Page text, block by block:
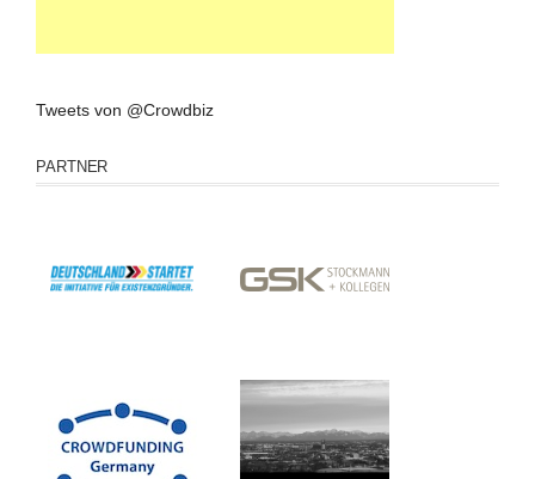
Tweets von @Crowdbiz
PARTNER